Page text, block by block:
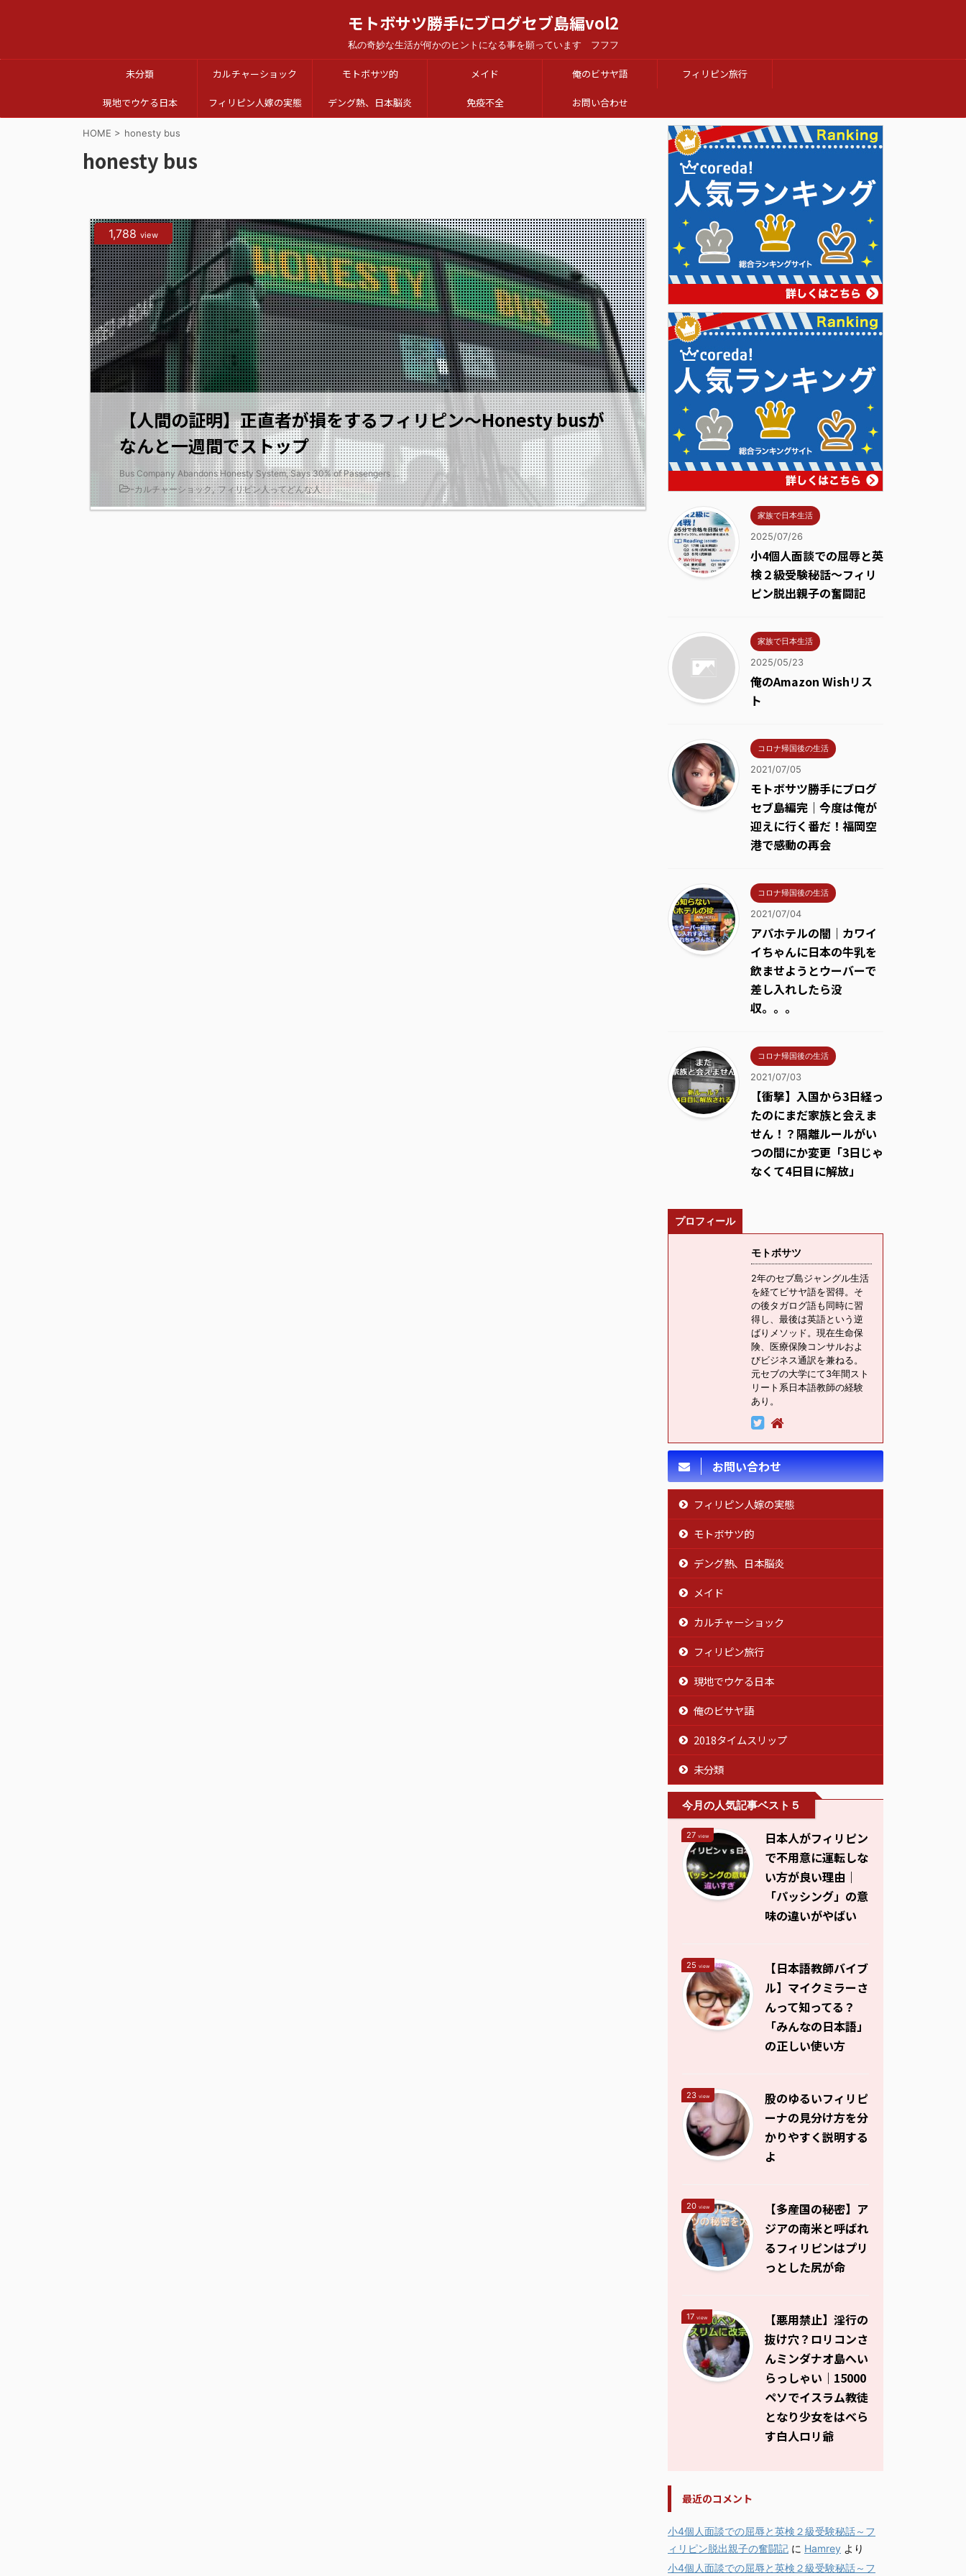
モトボサツ勝手にブログセブ島編vol2
私の奇妙な生活が何かのヒントになる事を願っています フフフ
未分類 カルチャーショック モトボサツ的 メイド 俺のビサヤ語 フィリピン旅行
現地でウケる日本 フィリピン人嫁の実態 デング熱、日本脳炎 免疫不全 お問い合わせ
HOME > honesty bus
honesty bus
2019/3/21
1,788 view
【人間の証明】正直者が損をするフィリピン～Honesty busが
なんと一週間でストップ
Bus Company Abandons Honesty System, Says 30% of Passengers ...
-カルチャーショック,フィリピン人ってどんな人
家族で日本生活
2025/07/26
小4個人面談での屈辱と英
検２級受験秘話～フィリ
ピン脱出親子の奮闘記
家族で日本生活
2025/05/23
俺のAmazon Wishリス
ト
コロナ帰国後の生活
2021/07/05
モトボサツ勝手にブログ
セブ島編完｜今度は俺が
迎えに行く番だ！福岡空
港で感動の再会
コロナ帰国後の生活
2021/07/04
アパホテルの闇｜カワイ
イちゃんに日本の牛乳を
飲ませようとウーバーで
差し入れしたら没
収。。。
コロナ帰国後の生活
2021/07/03
【衝撃】入国から3日経っ
たのにまだ家族と会えま
せん！？隔離ルールがい
つの間にか変更「3日じゃ
なくて4日目に解放」
プロフィール
モトボサツ
2年のセブ島ジャングル生活
を経てビサヤ語を習得。そ
の後タガログ語も同時に習
得し、最後は英語という逆
ばりメソッド。現在生命保
険、医療保険コンサルおよ
びビジネス通訳を兼ねる。
元セブの大学にて3年間スト
リート系日本語教師の経験
あり。
お問い合わせ
フィリピン人嫁の実態
モトボサツ的
デング熱、日本脳炎
メイド
カルチャーショック
フィリピン旅行
現地でウケる日本
俺のビサヤ語
2018タイムスリップ
未分類
今月の人気記事ベスト５
27 view
日本人がフィリピン
で不用意に運転しな
い方が良い理由｜
「パッシング」の意
味の違いがやばい
25 view
【日本語教師バイブ
ル】マイクミラーさ
んって知ってる？
「みんなの日本語」
の正しい使い方
23 view
股のゆるいフィリピ
ーナの見分け方を分
かりやすく説明する
よ
20 view
【多産国の秘密】ア
ジアの南米と呼ばれ
るフィリピンはプリ
っとした尻が命
17 view
【悪用禁止】淫行の
抜け穴？ロリコンさ
んミンダナオ島へい
らっしゃい｜15000
ペソでイスラム教徒
となり少女をはべら
す白人ロリ爺
最近のコメント
小4個人面談での屈辱と英検２級受験秘話～フ
ィリピン脱出親子の奮闘記 に Hamrey より
小4個人面談での屈辱と英検２級受験秘話～フ